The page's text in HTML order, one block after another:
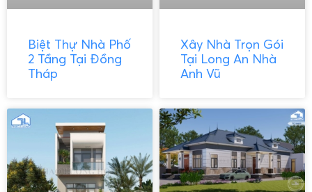
Biệt Thự Nhà Phố
2 Tầng Tại Đồng
Tháp
Xây Nhà Trọn Gói
Tại Long An Nhà
Anh Vũ